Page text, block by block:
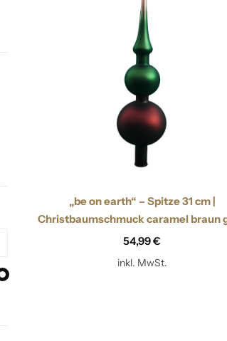
„be on earth“ – Spitze 31 cm |
Christbaumschmuck caramel braun
54,99€
inkl. MwSt.
Zapfen